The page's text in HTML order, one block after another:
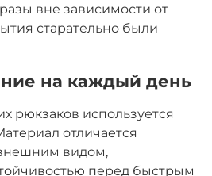
вне зависимости от
старательно были
на каждый день
рюкзаков используется
отличается
видом,
перед быстрым